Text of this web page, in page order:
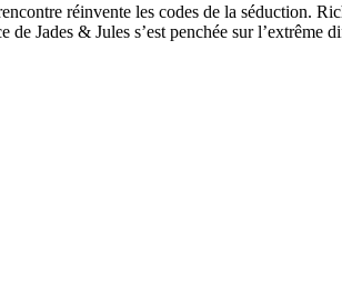
réinvente les codes de la séduction.
Jades & Jules s’est penchée sur